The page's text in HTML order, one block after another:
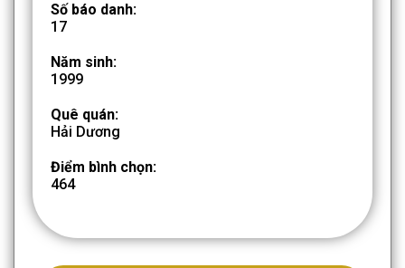
Số báo danh:
17
Năm sinh:
1999
Quê quán:
Hải Dương
Điểm bình chọn:
464